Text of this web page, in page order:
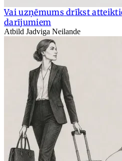
Vai uzņēmums drīkst
darījumiem
Atbild Jadviga Neilande